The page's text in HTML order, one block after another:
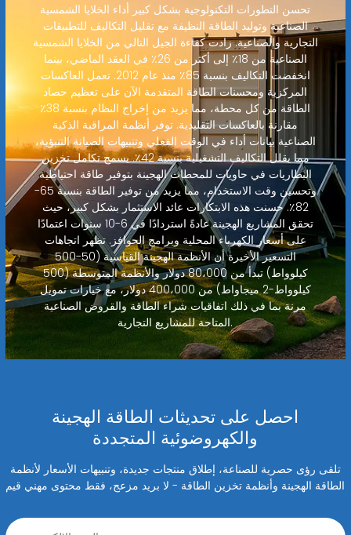
تحسن التطورات التكنولوجية بشكل كبير أداء الخلايا الشمسية
الصناعية وتوليد الطاقة النظيفة مع تقليل التكاليف للتطبيقات
التجارية والصناعية. زادت كفاءة الجيل التالي من الخلايا الشمسية
الصناعية من 18٪ إلى أكثر من 26٪ في العقد الماضي، بينما
انخفضت التكاليف بنسبة 85٪ منذ عام 2012. تعمل العاكسات
المركزية ومحسنات الطاقة المتقدمة الآن على تعظيم حصاد
الطاقة من كل محطة، مما يزيد من إخراج النظام بنسبة 38٪
مقارنة بالعاكسات التقليدية. توفر أنظمة المراقبة الذكية
الصناعية بيانات أداء في الوقت الفعلي وتنبيهات الصيانة التنبؤية،
مما يقلل التكاليف التشغيلية بنسبة 42٪. يسمح تكامل تخزين
البطاريات في حاويات للمحطات الهجينة بتوفير طاقة احتياطية
وتحسين وقت الاستخدام، مما يزيد من توفير الطاقة بنسبة 65-
82٪. حسنت هذه الابتكارات عائد الاستثمار بشكل كبير، حيث
تحقق المشاريع الهجينة عادةً استردادًا في 6-10 سنوات اعتمادًا
على أسعار الكهرباء المحلية وبرامج الحوافز. تظهر اتجاهات
التسعير الأخيرة أن الأنظمة الهجينة القياسية (50-500
كيلوواط) تبدأ من 80،000 دولار والأنظمة المتوسطة (500
كيلوواط-2 ميجاواط) من 400،000 دولار، مع خيارات تمويل
مرنة بما في ذلك اتفاقيات شراء الطاقة والقروض الصناعية
المتاحة للمشاريع التجارية.
احصل على تحديثات الطاقة الهجينة
والكهروضوئية المتجددة
تلقى رؤى حصرية للصناعة، إطلاق منتجات جديدة، وتنبيهات الأسعار لأنظمة
الطاقة الهجينة وأنظمة تخزين الطاقة - لا بريد مزعج، فقط محتوى مهني قيم